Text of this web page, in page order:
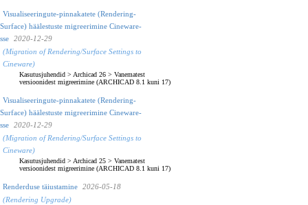
Visualiseeringute-pinnakatete (Rendering-
Surface) häälestuste migreerimine Cineware-
sse
2020-12-29
(Migration of Rendering/Surface Settings to
Cineware)
Kasutusjuhendid > Archicad 26 > Vanematest
versioonidest migreerimine (ARCHICAD 8.1 kuni 17)
Visualiseeringute-pinnakatete (Rendering-
Surface) häälestuste migreerimine Cineware-
sse
2020-12-29
(Migration of Rendering/Surface Settings to
Cineware)
Kasutusjuhendid > Archicad 25 > Vanematest
versioonidest migreerimine (ARCHICAD 8.1 kuni 17)
Renderduse täiustamine
2026-05-18
(Rendering Upgrade)